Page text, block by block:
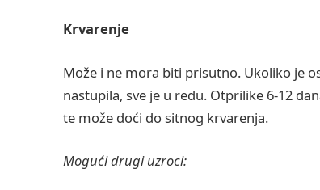
Krvarenje
Može i ne mora biti prisutno. Ukoliko je
nastupila, sve je u redu. Otprilike 6-12
te može doći do sitnog krvarenja.
Mogući drugi uzroci: